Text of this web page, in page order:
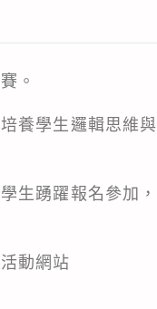
。
養學生邏輯思維與
生踴躍報名參加，
動網站